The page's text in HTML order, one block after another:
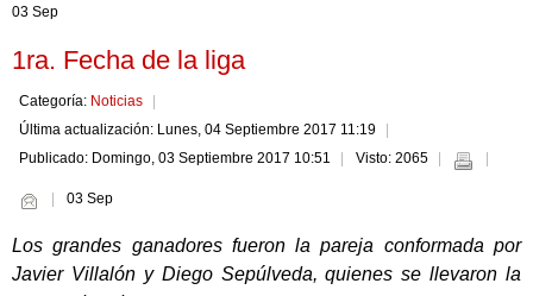
03 Sep
1ra. Fecha de la liga
Categoría: Noticias
Última actualización: Lunes, 04 Septiembre 2017 11:19
Publicado: Domingo, 03 Septiembre 2017 10:51
Visto: 2065
03 Sep
Los grandes ganadores fueron la pareja conformada por
Javier Villalón y Diego Sepúlveda, quienes se llevaron la